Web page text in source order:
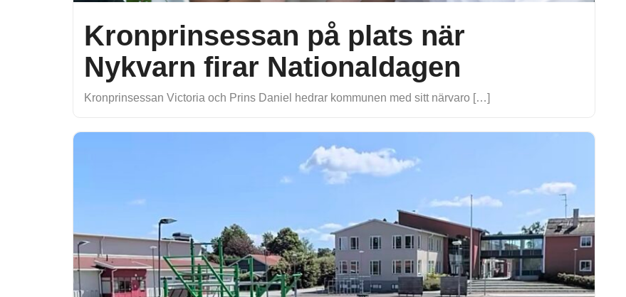
Kronprinsessan på plats när
Nykvarn firar Nationaldagen
Kronprinsessan Victoria och Prins Daniel hedrar kommunen med sitt närvaro […]